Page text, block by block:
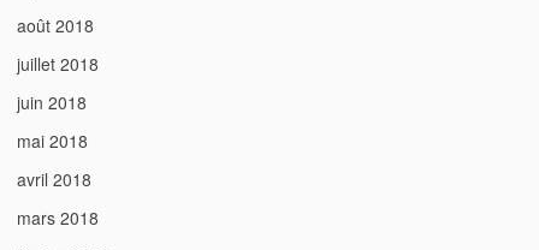
août 2018
juillet 2018
juin 2018
mai 2018
avril 2018
mars 2018